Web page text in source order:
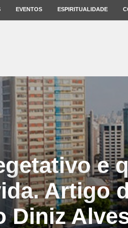
EVENTOS ESPIRITUALIDADE
e
Artigo
Diniz